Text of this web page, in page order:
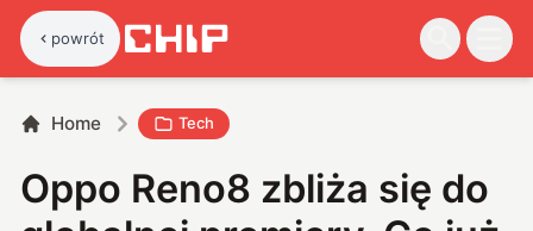
powrót
Home Tech
Oppo Reno8 zbliża się do